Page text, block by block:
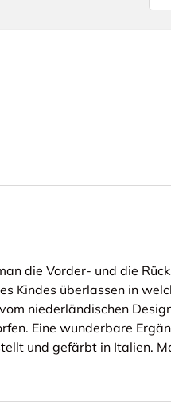
die Vorder- und die
Kindes überlassen in
niederländischen
Eine wunderbare
und gefärbt in Italien.